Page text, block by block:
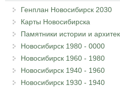
Генплан Новосибирск 2030
Карты Новосибирска
Памятники истории и
Новосибирск 1980 - 0000
Новосибирск 1960 - 1980
Новосибирск 1940 - 1960
Новосибирск 1930 - 1940